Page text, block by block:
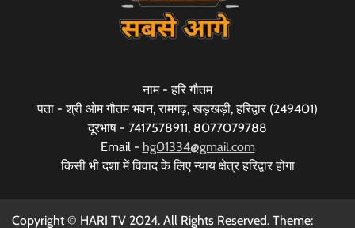
नाम - हरि गौतम
पता - श्री ओम गौतम भवन, रामगढ़, खड़खड़ी, हरिद्वार (249401)
दूरभाष - 7417578911, 8077079788
Email - hg01334@gmail.com
किसी भी दशा में विवाद के लिए न्याय क्षेत्र हरिद्वार होगा
Copyright © HARI TV 2024. All Rights Reserved. Theme: